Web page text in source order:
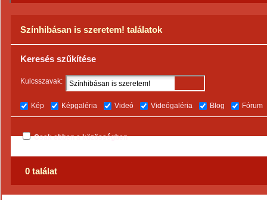
Színhibásan is szeretem! találatok
Keresés szűkítése
Kulcsszavak:
Kép Képgaléria Videó Videógaléria Blog Fórum
Csak ebben a közösségben
0 találat